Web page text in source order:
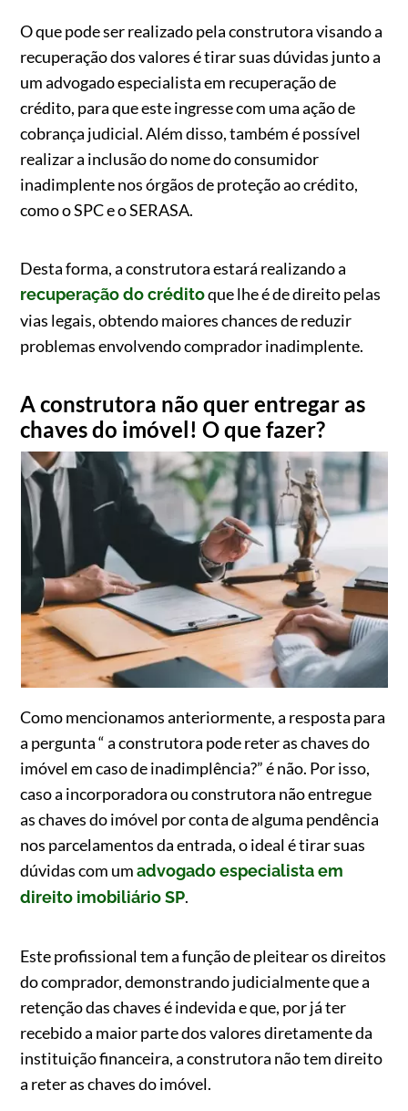
O que pode ser realizado pela construtora visando a
recuperação dos valores é tirar suas dúvidas junto a
um advogado especialista em recuperação de
crédito, para que este ingresse com uma ação de
cobrança judicial. Além disso, também é possível
realizar a inclusão do nome do consumidor
inadimplente nos órgãos de proteção ao crédito,
como o SPC e o SERASA.
Desta forma, a construtora estará realizando a
recuperação do créditoque lhe é de direito pelas
vias legais, obtendo maiores chances de reduzir
problemas envolvendo comprador inadimplente.
A construtora não quer entregar as
chaves do imóvel! O que fazer?
Como mencionamos anteriormente, a resposta para
a pergunta “ a construtora pode reter as chaves do
imóvel em caso de inadimplência?” é não. Por isso,
caso a incorporadora ou construtora não entregue
as chaves do imóvel por conta de alguma pendência
nos parcelamentos da entrada, o ideal é tirar suas
dúvidas com umadvogado especialista em
direito imobiliário SP.
Este profissional tem a função de pleitear os direitos
do comprador, demonstrando judicialmente que a
retenção das chaves é indevida e que, por já ter
recebido a maior parte dos valores diretamente da
instituição financeira, a construtora não tem direito
a reter as chaves do imóvel.